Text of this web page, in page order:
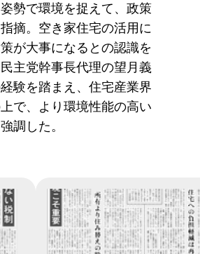
勢で環境を捉えて、政策
摘。空き家住宅の活用に
が大事になるとの認識を
主党幹事長代理の望月義
験を踏まえ、住宅産業界
で、より環境性能の高い
調した。